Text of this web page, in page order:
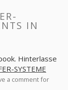
IN
Hinterlasse
SYSTEME
a comment for